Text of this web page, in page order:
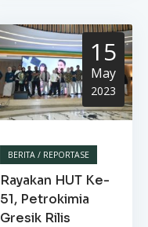
15
May
2023
BERITA / REPORTASE
Rayakan HUT Ke-
51, Petrokimia
Gresik Rilis